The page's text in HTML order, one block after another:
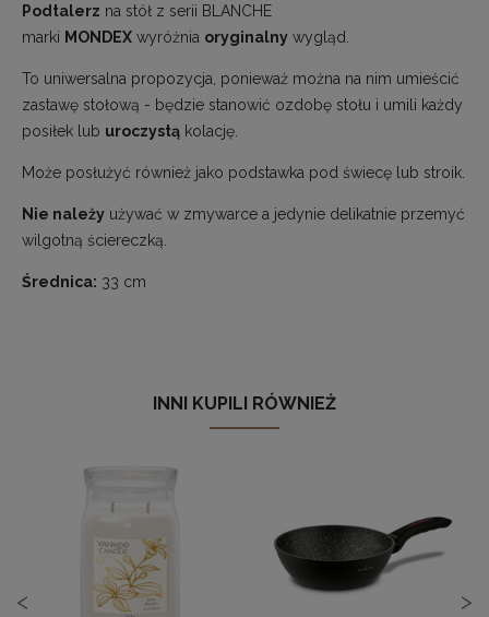
Podtalerz na stół z serii BLANCHE
marki MONDEX wyróżnia oryginalny wygląd.
To uniwersalna propozycja, ponieważ można na nim umieścić
zastawę stołową - będzie stanowić ozdobę stołu i umili każdy
posiłek lub uroczystą kolację.
Może posłużyć również jako podstawka pod świecę lub stroik.
Nie należy używać w zmywarce a jedynie delikatnie przemyć
wilgotną ściereczką.
Średnica: 33 cm
INNI KUPILI RÓWNIEŻ
< >